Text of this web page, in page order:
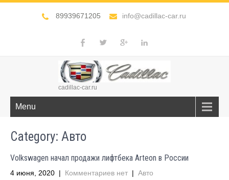
89939671205 info@cadillac-car.ru
cadillac-car.ru
Menu
Category: Авто
Volkswagen начал продажи лифтбека Arteon в России
4 июня, 2020 | Комментариев нет | Авто